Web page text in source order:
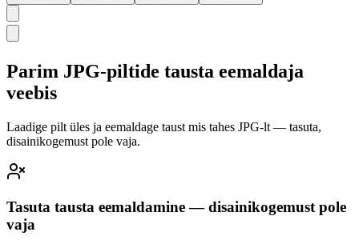
Parim JPG-piltide tausta eemaldaja
veebis
Laadige pilt üles ja eemaldage taust mis tahes JPG-lt — tasuta,
disainikogemust pole vaja.
Tasuta tausta eemaldamine — disainikogemust pole
vaja